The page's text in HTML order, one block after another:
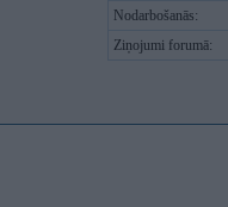
Nodarbošanās:
Ziņojumi forumā: